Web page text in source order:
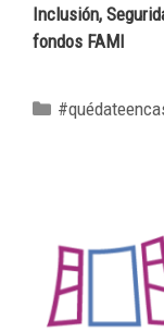
Inclusión,
fondos FAMI